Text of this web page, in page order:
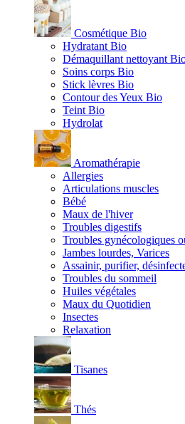
Cosmétique Bio
Hydratant Bio
Démaquillant nettoyant
Soins corps Bio
Stick lèvres Bio
Contour des Yeux Bio
Teint Bio
Hydrolat
Aromathérapie
Allergies
Articulations muscles
Bébé
Maux de l'hiver
Troubles digestifs
Troubles gynécologiques
Jambes lourdes, Varices
Assainir, purifier,
Troubles du sommeil
Huiles végétales
Maux du Quotidien
Insectes
Relaxation
Tisanes
Thés